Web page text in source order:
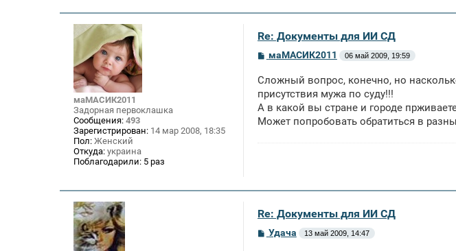
маМАСИК2011
Задорная первоклашка
Сообщения: 493
Зарегистрирован: 14 мар 2008, 18:35
Пол: Женский
Откуда: украина
Поблагодарили: 5 раз
Re: Документы для ИИ СД
С
б
щ
е
н
и
маМАСИК2011 06 май 2009, 19:59
Сложный вопрос, конечно, но
присутствия мужа по суду!!!
А в какой вы стране и городе
Может попробовать обратиться в
Re: Документы для ИИ СД
СУдача 13 май 2009, 14:47